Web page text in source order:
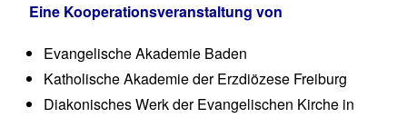
Eine Kooperationsveranstaltung von
Evangelische Akademie Baden
Katholische Akademie der Erzdiözese Freiburg
Diakonisches Werk der Evangelischen Kirche in